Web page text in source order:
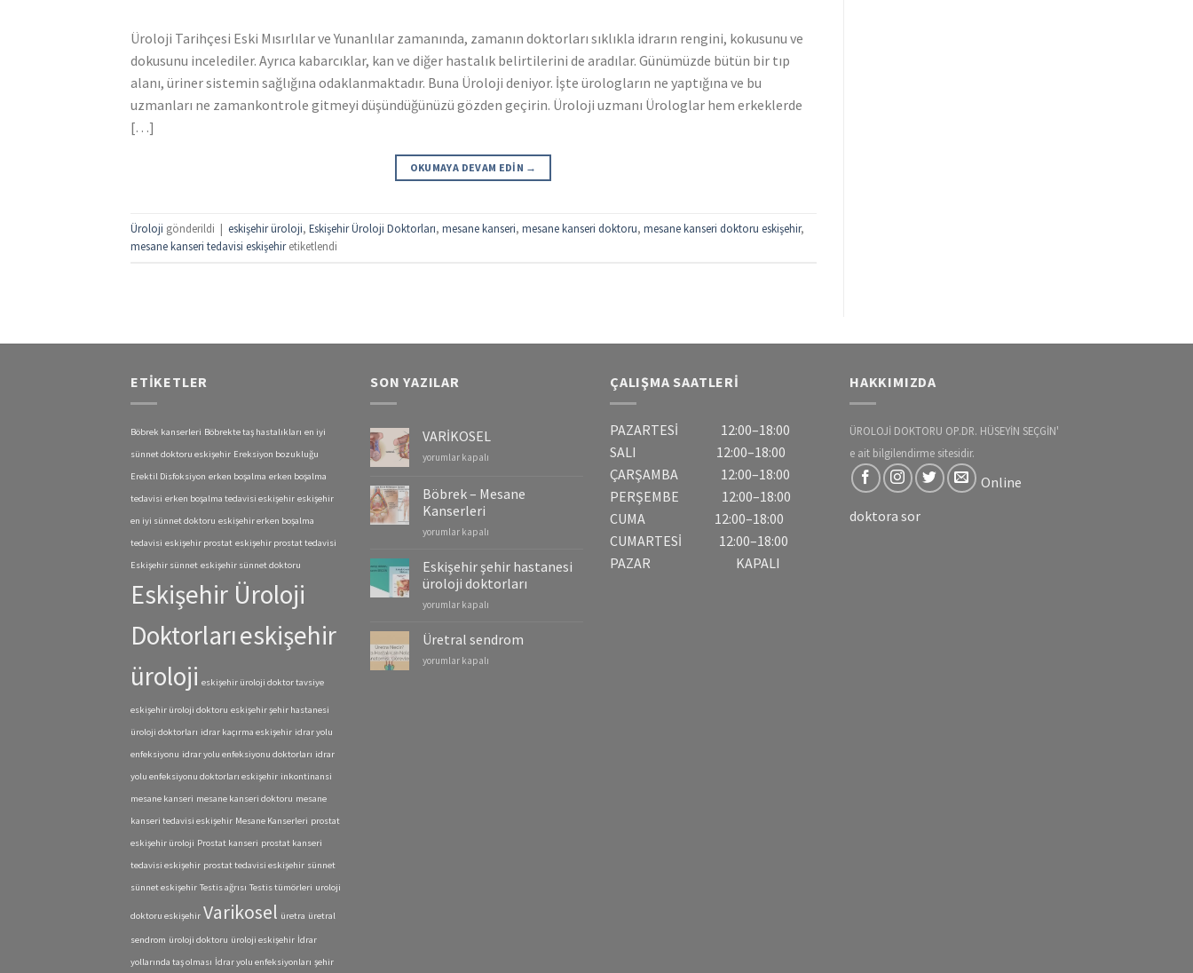
Üroloji Tarihçesi Eski Mısırlılar ve Yunanlılar zamanında, zamanın doktorları sıklıkla idrarın rengini, kokusunu ve
dokusunu incelediler. Ayrıca kabarcıklar, kan ve diğer hastalık belirtilerini de aradılar. Günümüzde bütün bir tıp
alanı, üriner sistemin sağlığına odaklanmaktadır. Buna Üroloji deniyor. İşte ürologların ne yaptığına ve bu
uzmanları ne zamankontrole gitmeyi düşündüğünüzü gözden geçirin. Üroloji uzmanı Ürologlar hem erkeklerde
[…]
OKUMAYA DEVAM EDIN →
Üroloji gönderildi | eskişehir üroloji, Eskişehir Üroloji Doktorları, mesane kanseri, mesane kanseri doktoru, mesane kanseri doktoru eskişehir,
mesane kanseri tedavisi eskişehiretiketlendi
ETIKETLER
Böbrek kanserleri Böbrekte taş hastalıkları en iyi
sünnet doktoru eskişehir Ereksiyon bozukluğu
Erektil Disfoksiyon erken boşalma erken boşalma
tedavisi erken boşalma tedavisi eskişehir eskişehir
en iyi sünnet doktoru eskişehir erken boşalma
tedavisi eskişehir prostat eskişehir prostat tedavisi
Eskişehir sünnet eskişehir sünnet doktoru
Eskişehir Üroloji
Doktorlarıeskişehir
üroloji eskişehir üroloji doktor tavsiye
eskişehir üroloji doktoru eskişehir şehir hastanesi
üroloji doktorları idrar kaçırma eskişehir idrar yolu
enfeksiyonu idrar yolu enfeksiyonu doktorları idrar
yolu enfeksiyonu doktorları eskişehir inkontinansi
mesane kanseri mesane kanseri doktoru mesane
kanseri tedavisi eskişehir Mesane Kanserleri prostat
eskişehir üroloji Prostat kanseri prostat kanseri
tedavisi eskişehir prostat tedavisi eskişehir sünnet
sünnet eskişehir Testis ağrısı Testis tümörleri uroloji
doktoru eskişehir Varikosel üretra üretral
sendrom üroloji doktoru üroloji eskişehir İdrar
yollarında taş olması İdrar yolu enfeksiyonları şehir
SON YAZILAR
VARİKOSEL
VARİKOSEL
yorumlar kapalı
Böbrek – Mesane
Kanserleri
Böbrek
Mesane
Kanserleri
için
yorumlar kapalı
Eskişehir şehir hastanesi
üroloji doktorları
Eskişehir
hastanesi
doktorları
yorumlar kapalı
Üretral sendrom
Üretral
yorumlar kapalı
ÇALIŞMA SAATLERI
PAZARTESİ 12:00–18:00
SALI 12:00–18:00
ÇARŞAMBA 12:00–18:00
PERŞEMBE 12:00–18:00
CUMA 12:00–18:00
CUMARTESİ 12:00–18:00
PAZAR KAPALI
HAKKIMIZDA
ÜROLOJİ DOKTORU OP.DR. HÜSEYİN SEÇGİN'
e ait bilgilendirme sitesidir.
Online
doktora sor